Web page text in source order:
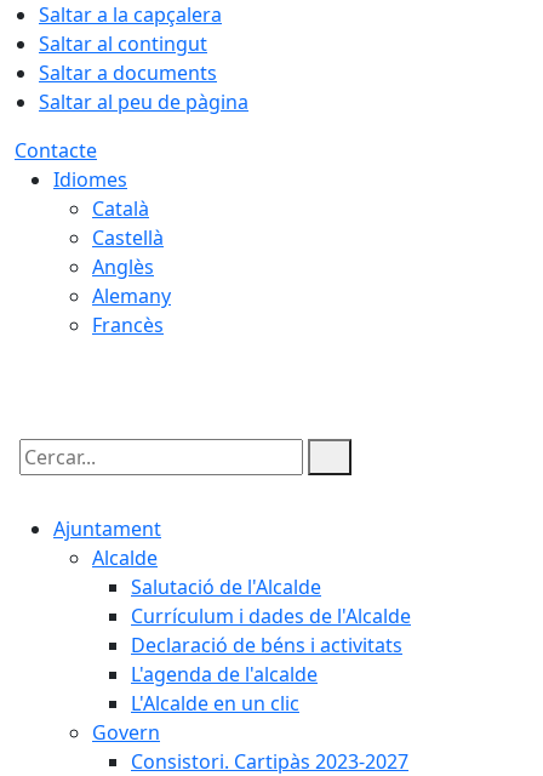
Saltar a la capçalera
Saltar al contingut
Saltar a documents
Saltar al peu de pàgina
Contacte
Idiomes
Català
Castellà
Anglès
Alemany
Francès
Cercar:
Ajuntament
Alcalde
Salutació de l'Alcalde
Currículum i dades de l'Alcalde
Declaració de béns i activitats
L'agenda de l'alcalde
L'Alcalde en un clic
Govern
Consistori. Cartipàs 2023-2027